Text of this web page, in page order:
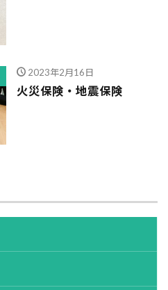
2023年2月16日
火災保険・地震保険